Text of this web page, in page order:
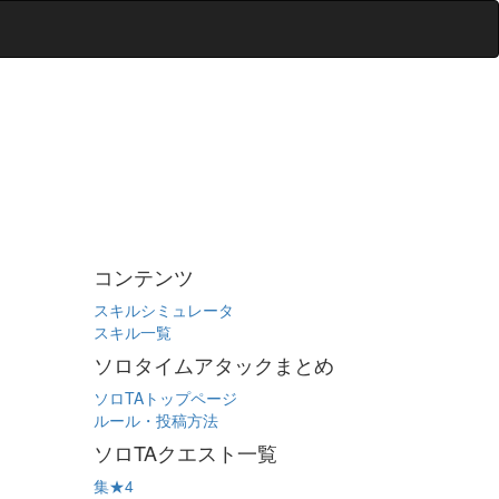
コンテンツ
スキルシミュレータ
スキル一覧
ソロタイムアタックまとめ
ソロTAトップページ
ルール・投稿方法
ソロTAクエスト一覧
集★4